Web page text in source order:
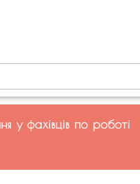
у фахівців по роботі